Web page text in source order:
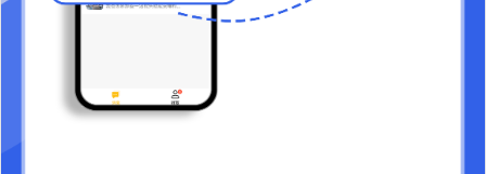
￥3699